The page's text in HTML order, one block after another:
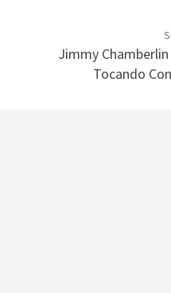
Jimmy
Tocando